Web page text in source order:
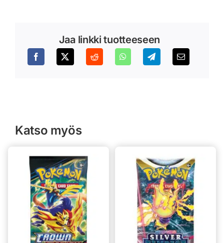
Jaa linkki tuotteeseen
Katso myös